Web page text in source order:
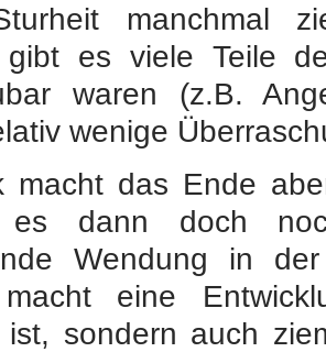
manchmal
gibt es viele Teile
waren (z.B.
wenige
macht das Ende
es dann doch
Wendung in
macht eine
ist, sondern auch